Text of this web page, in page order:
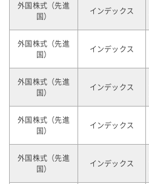
外国株式（先進
国）
インデックス
外国株式（先進
国）
インデックス
外国株式（先進
国）
インデックス
外国株式（先進
国）
インデックス
外国株式（先進
国）
インデックス